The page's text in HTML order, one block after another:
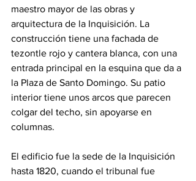
maestro mayor de las obras y
arquitectura de la Inquisición. La
construcción tiene una fachada de
tezontle rojo y cantera blanca, con una
entrada principal en la esquina que da a
la Plaza de Santo Domingo. Su patio
interior tiene unos arcos que parecen
colgar del techo, sin apoyarse en
columnas.
El edificio fue la sede de la Inquisición
hasta 1820, cuando el tribunal fue